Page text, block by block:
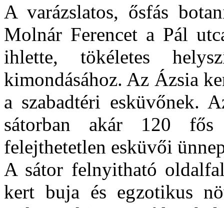
A varázslatos, ősfás
Molnár Ferencet a Pál
ihlette, tökéletes
kimondásához. Az Ázsia
a szabadtéri esküvőnek.
sátorban akár 120 fős
felejthetetlen esküvői
A sátor felnyitható
kert buja és egzotikus